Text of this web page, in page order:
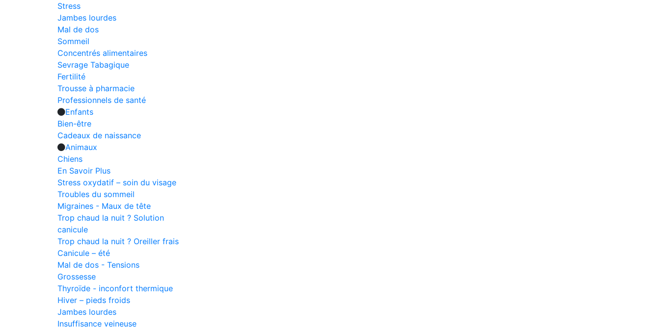
Stress
Jambes lourdes
Mal de dos
Sommeil
Concentrés alimentaires
Sevrage Tabagique
Fertilité
Trousse à pharmacie
Professionnels de santé
Enfants
Bien-être
Cadeaux de naissance
Animaux
Chiens
En Savoir Plus
Stress oxydatif – soin du visage
Troubles du sommeil
Migraines - Maux de tête
Trop chaud la nuit ? Solution
canicule
Trop chaud la nuit ? Oreiller frais
Canicule – été
Mal de dos - Tensions
Grossesse
Thyroïde - inconfort thermique
Hiver – pieds froids
Jambes lourdes
Insuffisance veineuse